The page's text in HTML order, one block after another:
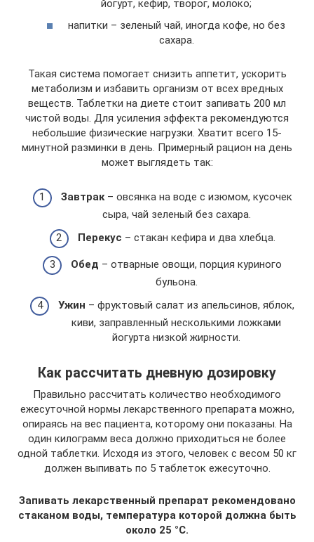
йогурт, кефир, творог, молоко;
напитки – зеленый чай, иногда кофе, но без
сахара.
Такая система помогает снизить аппетит, ускорить
метаболизм и избавить организм от всех вредных
веществ. Таблетки на диете стоит запивать 200 мл
чистой воды. Для усиления эффекта рекомендуются
небольшие физические нагрузки. Хватит всего 15-
минутной разминки в день. Примерный рацион на день
может выглядеть так:
Завтрак– овсянка на воде с изюмом, кусочек
сыра, чай зеленый без сахара.
Перекус – стакан кефира и два хлебца.
Обед – отварные овощи, порция куриного
бульона.
Ужин – фруктовый салат из апельсинов, яблок,
киви, заправленный несколькими ложками
йогурта низкой жирности.
Как рассчитать дневную дозировку
Правильно рассчитать количество необходимого
ежесуточной нормы лекарственного препарата можно,
опираясь на вес пациента, которому они показаны. На
один килограмм веса должно приходиться не более
одной таблетки. Исходя из этого, человек с весом 50 кг
должен выпивать по 5 таблеток ежесуточно.
Запивать лекарственный препарат рекомендовано
стаканом воды, температура которой должна быть
около 25 °С.